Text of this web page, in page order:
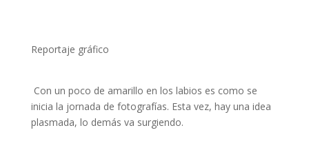
Reportaje gráfico
Con un poco de amarillo en los labios es como se
inicia la jornada de fotografías. Esta vez, hay una idea
plasmada, lo demás va surgiendo.